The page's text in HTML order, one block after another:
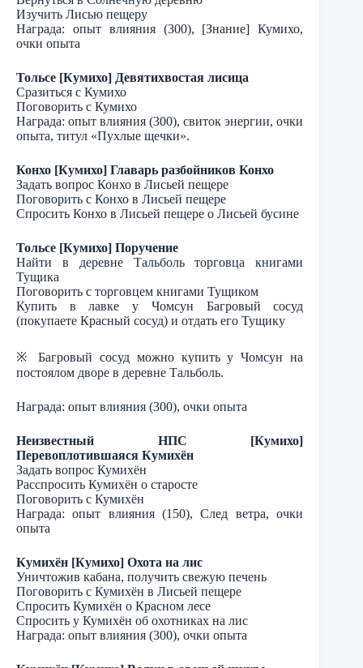
Изучить Лисью пещеру
Награда: опыт влияния (300), [Знание] Кумихо,
очки опыта
Тольсе [Кумихо] Девятихвостая лисица
Сразиться с Кумихо
Поговорить с Кумихо
Награда: опыт влияния (300), свиток энергии, очки
опыта, титул «Пухлые щечки».
Конхо [Кумихо] Главарь разбойников Конхо
Задать вопрос Конхо в Лисьей пещере
Поговорить с Конхо в Лисьей пещере
Спросить Конхо в Лисьей пещере о Лисьей бусине
Тольсе [Кумихо] Поручение
Найти в деревне Тальболь торговца книгами
Тущика
Поговорить с торговцем книгами Тущиком
Купить в лавке у Чомсун Багровый сосуд
(покупаете Красный сосуд) и отдать его Тущику
※ Багровый сосуд можно купить у Чомсун на
постоялом дворе в деревне Тальболь.
Награда: опыт влияния (300), очки опыта
Неизвестный НПС [Кумихо]
Перевоплотившаяся Кумихён
Задать вопрос Кумихён
Расспросить Кумихён о старосте
Поговорить с Кумихён
Награда: опыт влияния (150), След ветра, очки
опыта
Кумихён [Кумихо] Охота на лис
Уничтожив кабана, получить свежую печень
Поговорить с Кумихён в Лисьей пещере
Спросить Кумихён о Красном лесе
Спросить у Кумихён об охотниках на лис
Награда: опыт влияния (300), очки опыта